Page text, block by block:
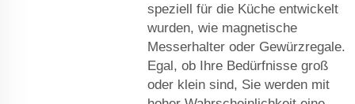
speziell für die Küche entwickelt
wurden, wie magnetische
Messerhalter oder Gewürzregale.
Egal, ob Ihre Bedürfnisse groß
oder klein sind, Sie werden mit